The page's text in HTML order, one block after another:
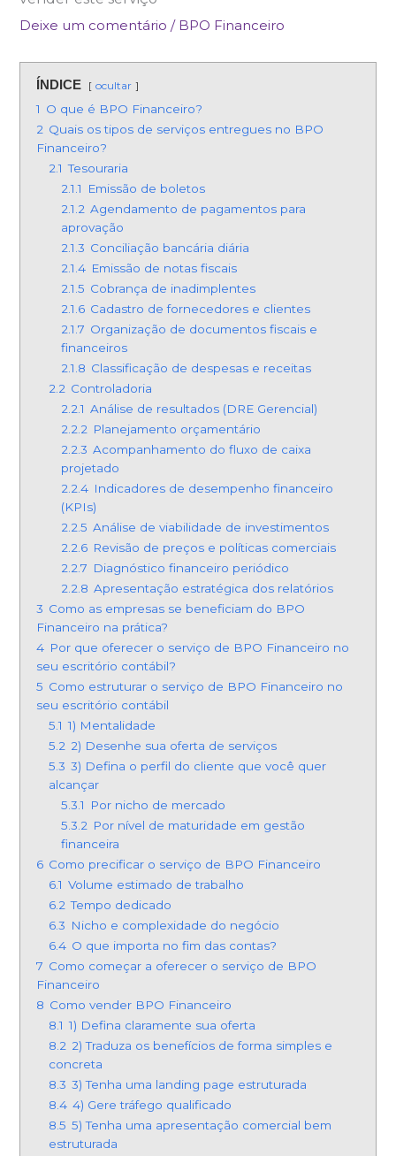
Deixe um comentário / BPO Financeiro
ÍNDICE ocultar
1 O que é BPO Financeiro?
2 Quais os tipos de serviços entregues no BPO
Financeiro?
2.1 Tesouraria
2.1.1
Emissão de boletos
2.1.2 Agendamento de pagamentos para
aprovação
2.1.3 Conciliação bancária diária
2.1.4 Emissão de notas fiscais
2.1.5 Cobrança de inadimplentes
2.1.6 Cadastro de fornecedores e clientes
2.1.7 Organização de documentos fiscais e
financeiros
2.1.8 Classificação de despesas e receitas
2.2 Controladoria
2.2.1 Análise de resultados (DRE Gerencial)
2.2.2 Planejamento orçamentário
2.2.3 Acompanhamento do fluxo de caixa
projetado
2.2.4 Indicadores de desempenho financeiro
(KPIs)
2.2.5 Análise de viabilidade de investimentos
2.2.6 Revisão de preços e políticas comerciais
2.2.7 Diagnóstico financeiro periódico
2.2.8 Apresentação estratégica dos relatórios
3 Como as empresas se beneficiam do BPO
Financeiro na prática?
4 Por que oferecer o serviço de BPO Financeiro no
seu escritório contábil?
5 Como estruturar o serviço de BPO Financeiro no
seu escritório contábil
5.1 1) Mentalidade
5.2 2) Desenhe sua oferta de serviços
5.3 3) Defina o perfil do cliente que você quer
alcançar
5.3.1
Por nicho de mercado
5.3.2 Por nível de maturidade em gestão
financeira
6 Como precificar o serviço de BPO Financeiro
6.1 Volume estimado de trabalho
6.2 Tempo dedicado
6.3 Nicho e complexidade do negócio
6.4 O que importa no fim das contas?
7 Como começar a oferecer o serviço de BPO
Financeiro
8 Como vender BPO Financeiro
8.1 1) Defina claramente sua oferta
8.2 2) Traduza os benefícios de forma simples e
concreta
8.3 3) Tenha uma landing page estruturada
8.4 4) Gere tráfego qualificado
8.5 5) Tenha uma apresentação comercial bem
estruturada